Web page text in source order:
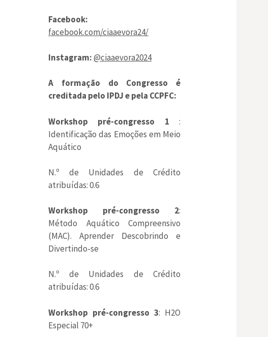
Facebook:
facebook.com/ciaaevora24/
Instagram:@ciaaevora2024
A formação do Congresso é
creditada pelo IPDJ e pela CCPFC:
Workshop pré-congresso 1 :
Identificação das Emoções em Meio
Aquático
N.º de Unidades de Crédito
atribuídas: 0.6
Workshop pré-congresso 2:
Método Aquático Compreensivo
(MAC). Aprender Descobrindo e
Divertindo-se
N.º de Unidades de Crédito
atribuídas: 0.6
Workshop pré-congresso 3: H2O
Especial 70+